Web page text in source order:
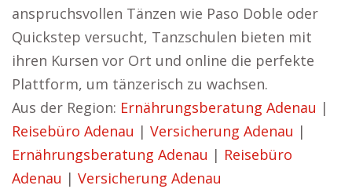
anspruchsvollen Tänzen wie Paso Doble oder
Quickstep versucht, Tanzschulen bieten mit
ihren Kursen vor Ort und online die perfekte
Plattform, um tänzerisch zu wachsen.
Aus der Region: Ernährungsberatung Adenau |
Reisebüro Adenau | Versicherung Adenau |
Ernährungsberatung Adenau | Reisebüro
Adenau | Versicherung Adenau